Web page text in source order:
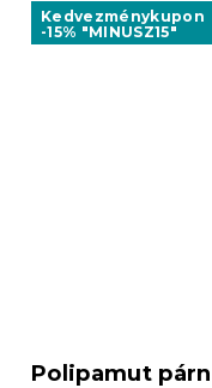
Kedvezménykupon
-15% "MINUSZ15"
Polipamut